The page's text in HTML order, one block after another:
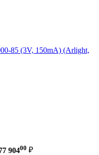
85 (3V, 150mA) (Arlight,
90400 ₽